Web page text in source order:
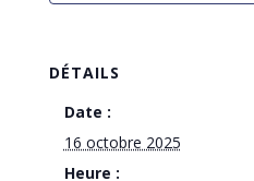
DÉTAILS
Date :
16 octobre 2025
Heure :